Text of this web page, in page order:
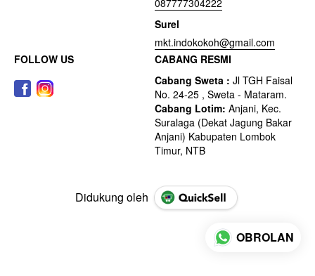
Surel
mkt.indokokoh@gmail.com
FOLLOW US
CABANG RESMI
Didukung oleh
OBROLAN